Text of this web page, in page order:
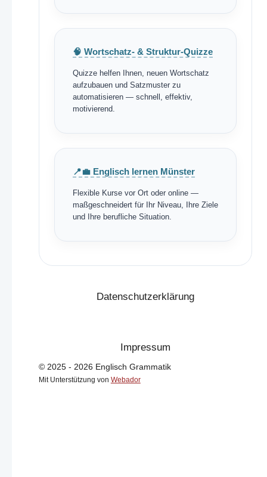
🧠 Wortschatz- & Struktur-Quizze
Quizze helfen Ihnen, neuen Wortschatz
aufzubauen und Satzmuster zu
automatisieren — schnell, effektiv,
motivierend.
📍💼 Englisch lernen Münster
Flexible Kurse vor Ort oder online —
maßgeschneidert für Ihr Niveau, Ihre Ziele
und Ihre berufliche Situation.
Datenschutzerklärung
Impressum
© 2025 - 2026 Englisch Grammatik
Mit Unterstützung von Webador